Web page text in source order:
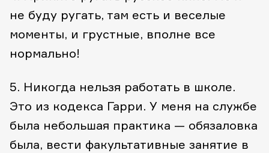
не буду ругать, там есть и веселые
моменты, и грустные, вполне все
нормально!
5. Никогда нельзя работать в школе.
Это из кодекса Гарри. У меня на службе
была небольшая практика — обязаловка
была, вести факультативные занятие в